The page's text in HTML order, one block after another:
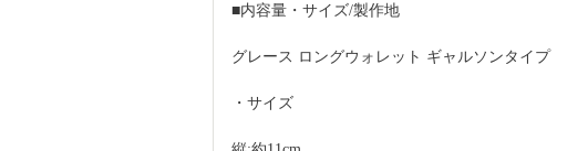
■内容量・サイズ/製作地
グレース ロングウォレット ギャルソンタイプ
・サイズ